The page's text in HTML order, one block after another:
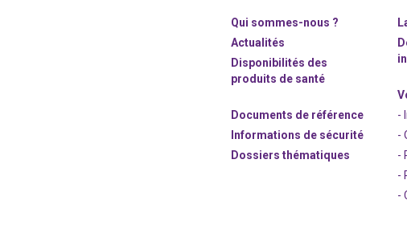
Qui sommes-nous ?
Actualités
Disponibilités des
produits de santé
Documents de référence
Informations de sécurité
Dossiers thématiques
-
-
-
-
-